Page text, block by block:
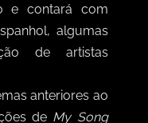
e contará com
algumas
de artistas
anteriores ao
de My Song